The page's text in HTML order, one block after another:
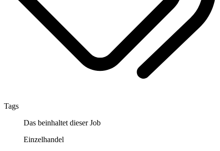
Tags
Das beinhaltet dieser Job
Einzelhandel